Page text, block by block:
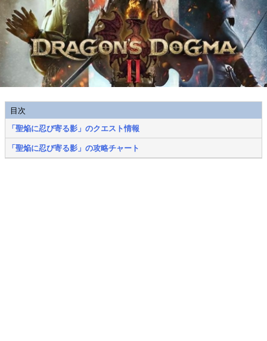
目次
「聖焔に忍び寄る影」のクエスト情報
「聖焔に忍び寄る影」の攻略チャート